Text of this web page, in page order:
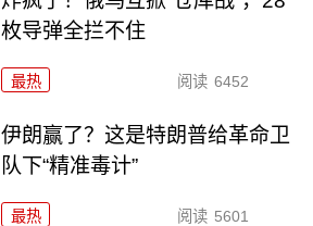
枚导弹全拦不住
最热 阅读 6452
伊朗赢了？这是特朗普给革命卫
队下“精准毒计”
最热 阅读 5601